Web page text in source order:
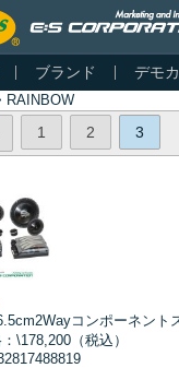
ブランド デモ
RAINBOW
1 2 3
コンポーネント
\178,200（税込）